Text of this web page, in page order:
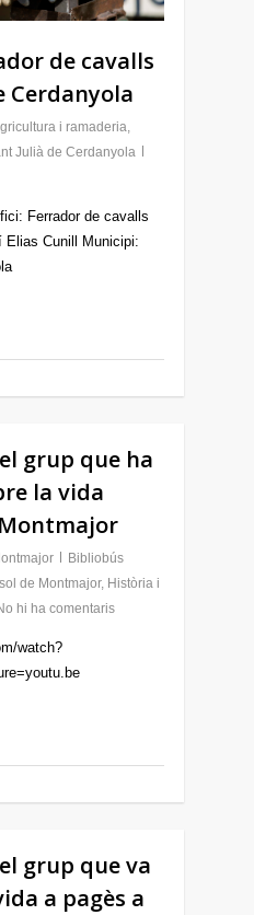
de cavalls
Cerdanyola
i ramaderia,
Julià de Cerdanyola
Ferrador de cavalls
Elias Cunill Municipi:
grup que ha
la vida
Bibliobús
de Montmajor, Història i
hi ha comentaris
watch?
grup que va
a pagès a